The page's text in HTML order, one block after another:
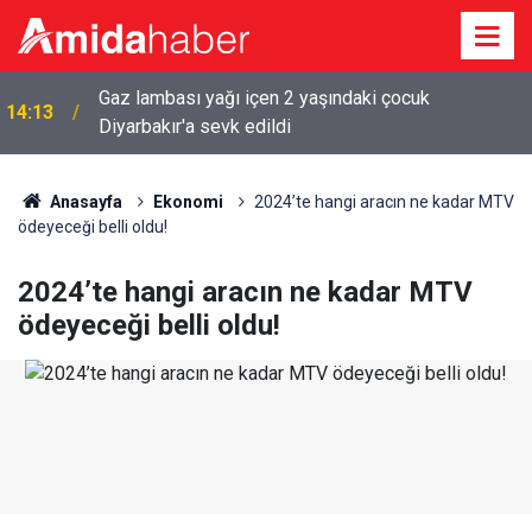
14:13
Gaz lambası yağı içen 2 yaşındaki çocuk
Diyarbakır'a sevk edildi
Anasayfa Ekonomi
2024’te hangi aracın ne kadar MTV
ödeyeceği belli oldu!
2024’te hangi aracın ne kadar MTV
ödeyeceği belli oldu!